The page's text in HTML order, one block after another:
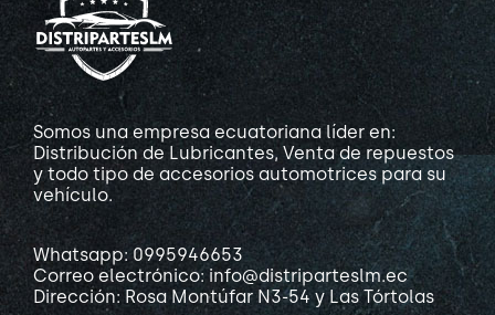
Somos una empresa ecuatoriana líder en:
Distribución de Lubricantes, Venta de repuestos
y todo tipo de accesorios automotrices para su
vehículo.
Whatsapp: 0995946653
Correo electrónico: info@distriparteslm.ec
Dirección: Rosa Montúfar N3-54 y Las Tórtolas